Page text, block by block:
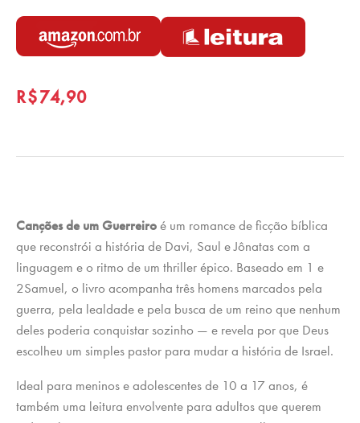
R$74,90
Canções de um Guerreiroé um romance de ficção bíblica
que reconstrói a história de Davi, Saul e Jônatas com a
linguagem e o ritmo de um thriller épico. Baseado em 1 e
2Samuel, o livro acompanha três homens marcados pela
guerra, pela lealdade e pela busca de um reino que nenhum
deles poderia conquistar sozinho — e revela por que Deus
escolheu um simples pastor para mudar a história de Israel.
Ideal para meninos e adolescentes de 10 a 17 anos, é
também uma leitura envolvente para adultos que querem